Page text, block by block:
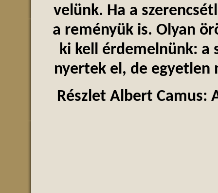
velünk. Ha a
a reményük is. Olyan
ki kell érdemelnünk: a
nyertek el, de egyetlen
Részlet Albert Camus: